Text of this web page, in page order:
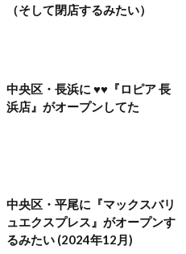
（そして閉店するみたい）
中央区・長浜に ♥♥『ロピア 長
浜店』がオープンしてた
中央区・平尾に『マックスバリ
ュエクスプレス』がオープンす
るみたい (2024年12月)